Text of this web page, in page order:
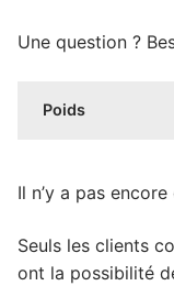
Une question ?
Poids
Il n’y a pas encore
Seuls les clients
ont la possibilité